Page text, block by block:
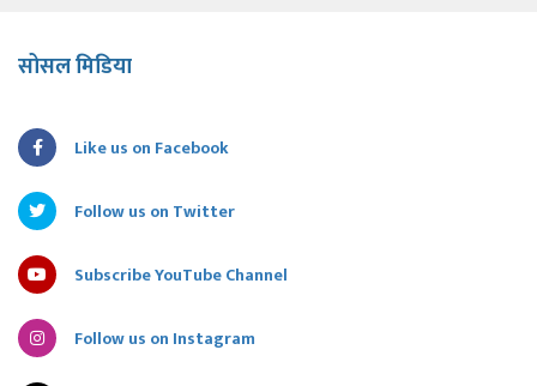
सोसल मिडिया
Like us on Facebook
Follow us on Twitter
Subscribe YouTube Channel
Follow us on Instagram